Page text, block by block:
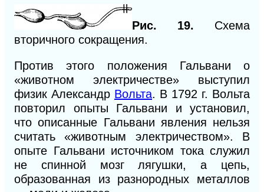
Рис. 19. Схема
вторичного сокращения.
Против этого положения Гальвани о
«животном электричестве» выступил
физик Александр Вольта. В 1792 г. Вольта
повторил опыты Гальвани и установил,
что описанные Гальвани явления нельзя
считать «животным электричеством». В
опыте Гальвани источником тока служил
не спинной мозг лягушки, а цепь,
образованная из разнородных металлов